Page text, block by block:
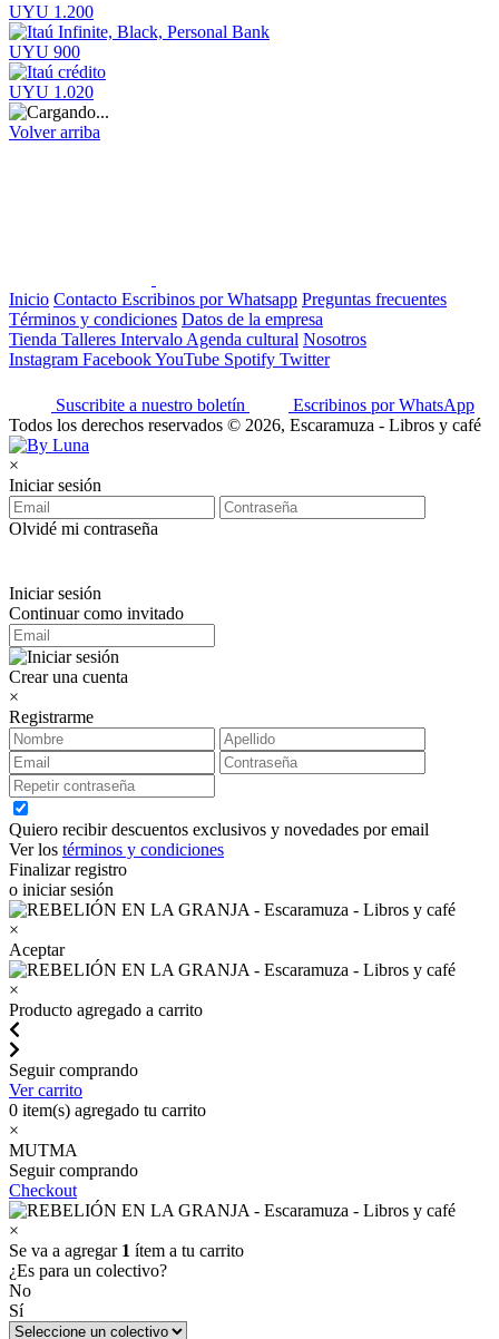
UYU 1.200
UYU 900
UYU 1.020
Volver arriba
Inicio Contacto Escribinos por Whatsapp Preguntas frecuentes
Términos y condiciones Datos de la empresa
Tienda Talleres Intervalo Agenda cultural Nosotros
Instagram FacebookYouTube Spotify Twitter
Suscribite a nuestro boletín
Escribinos por WhatsApp
Todos los derechos reservados © 2026, Escaramuza - Libros y café
×
Iniciar sesión
Olvidé mi contraseña
Iniciar sesión
Continuar como invitado
Crear una cuenta
×
Registrarme
Quiero recibir descuentos exclusivos y novedades por email
Ver los términos y condiciones
Finalizar registro
o iniciar sesión
×
Aceptar
×
Producto agregado a carrito
Seguir comprando
Ver carrito
0 item(s) agregado tu carrito
×
MUTMA
Seguir comprando
Checkout
×
Se va a agregar 1 ítem a tu carrito
¿Es para un colectivo?
No
Sí